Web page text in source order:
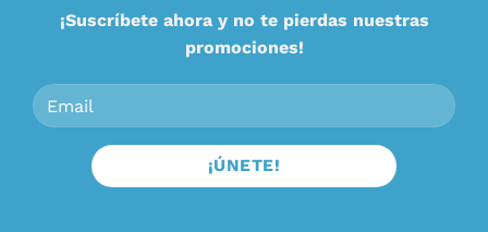
¡Suscríbete ahora y no te pierdas nuestras
promociones!